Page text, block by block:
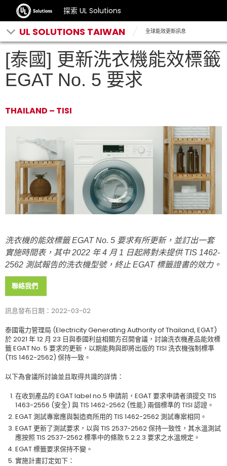
探索 UL Solutions
UL SOLUTIONS TAIWAN 全球能效更新訊息
[泰國] 更新洗衣機能效標籤
EGAT No. 5 要求
THAILAND – TISI
洗衣機的能效標籤 EGAT No. 5 要求有所更新，並訂出一套
實施時間表，其中 2022 年 4 月 1 日起將對未提供 TIS 1462-
2562 測試報告的洗衣機型號，終止 EGAT 標籤證書的效力。
聯絡我們
訊息發布日期：2022-03-02
泰國電力管理局 (Electricity Generating Authority of Thailand, EGAT)
於 2021 年 12 月 23 日與泰國利益相關方召開會議，討論洗衣機產品能效標
籤 EGAT No. 5 要求的更新，以期能夠與即將出版的 TISI 洗衣機強制標準
(TIS 1462-2562) 保持一致。
以下為會議所討論並且取得共識的詳情：
在收到產品的 EGAT label no.5 申請前，EGAT 要求申請者須提交 TIS
1463-2556 (安全) 與 TIS 1462-2562 (性能) 兩個標準的 TISI 認證。
EGAT 測試專案應與製造商所用的 TIS 1462-2562 測試專案相同。
EGAT 更新了測試要求，以與 TIS 2537-2562 保持一致性，其水溫測試
應按照 TIS 2537-2562 標準中的條款 5.2.2.3 要求之水溫規定。
EGAT 標籤要求保持不變。
實施計畫訂定如下：